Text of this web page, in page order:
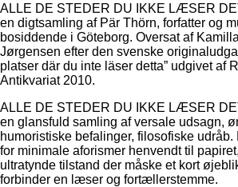
ALLE DE STEDER DU IKKE LÆSER
en digtsamling af Pär Thörn, forfatter og
bosiddende i Göteborg. Oversat af Kamilla
Jørgensen efter den svenske
platser där du inte läser detta” udgivet af
Antikvariat 2010.
ALLE DE STEDER DU IKKE LÆSER
en glansfuld samling af versale udsagn,
humoristiske befalinger, filosofiske udråb.
for minimale aforismer henvendt til
ultratynde tilstand der måske et kort
forbinder en læser og fortællerstemme.